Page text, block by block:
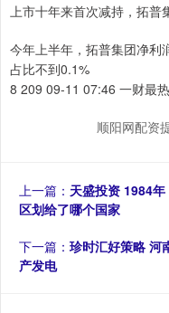
上市十年来首次减持，拓
今年上半年，拓普集团净利
占比不到0.1%
8 209 09-11 07:46 一财最
顺阳网配资
上一篇： 天盛投资 1984
区划给了哪个国家
下一篇： 珍时汇好策略 河
产发电